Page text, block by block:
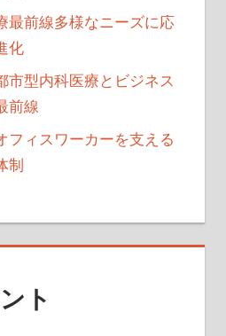
最前線多様なニーズに応
化
市型内科医療とビジネス
前線
フィスワーカーを支える
制
ト